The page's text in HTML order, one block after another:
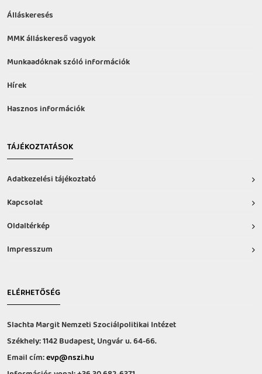
Álláskeresés
MMK álláskereső vagyok
Munkaadóknak szóló információk
Hírek
Hasznos információk
TÁJÉKOZTATÁSOK
Adatkezelési tájékoztató
Kapcsolat
Oldaltérkép
Impresszum
ELÉRHETŐSÉG
Slachta Margit Nemzeti Szociálpolitikai Intézet
Székhely: 1142 Budapest, Ungvár u. 64-66.
Email cím:evp@nszi.hu